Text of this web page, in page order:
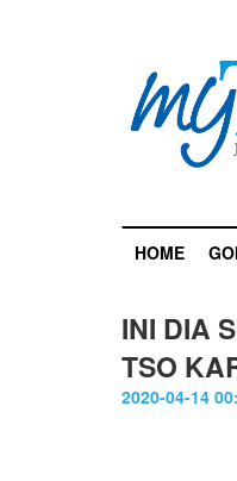
HOME
INI DIA
TSO
2020-04-14